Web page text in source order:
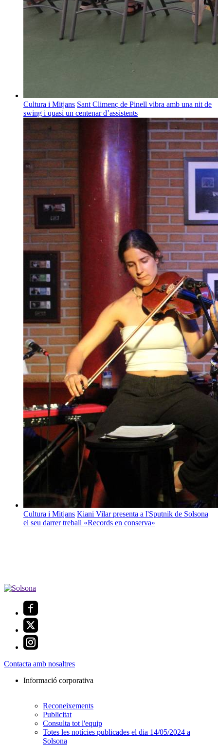
Cultura i Mitjans Sant Climenç de Pinell vibra amb una nit de
swing i quasi un centenar d’assistents
Cultura i Mitjans Kiani Vilar presenta a l'Sputnik de Solsona
el seu darrer treball «Records en conserva»
Contacta amb nosaltres
Informació corporativa
Reconeixements
Publicitat
Consulta tot l'equip
Totes les notícies publicades el dia 14/05/2024 a
Solsona